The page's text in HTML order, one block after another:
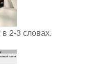
2-3 словах.